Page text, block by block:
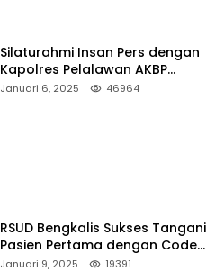
Silaturahmi Insan Pers dengan
Kapolres Pelalawan AKBP
Afrizal Asri, S.I.K.
Januari 6, 2025 46964
RSUD Bengkalis Sukses Tangani
Pasien Pertama dengan Code
Stroke
Januari 9, 2025 19391